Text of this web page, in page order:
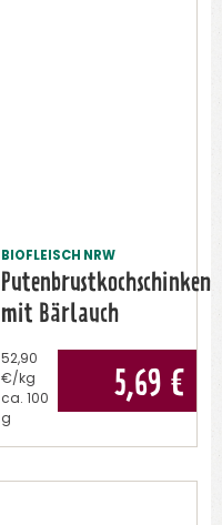
BIOFLEISCH NRW
Putenbrustkochschinken
mit Bärlauch
5,69 €
52,90
€/kg
ca.
100
g